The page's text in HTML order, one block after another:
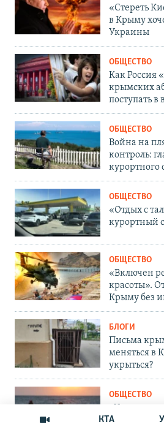
КТА
«Стереть
в Крыму
Украины
ОБЩЕСТВО
Как Россия
крымских
поступать
ОБЩЕСТВО
Война на
контроль:
курортного
ОБЩЕСТВО
«Отдых с
курортный
ОБЩЕСТВО
«Включен
красоты».
Крыму без
БЛОГИ
Письма
меняться в
укрыться?
ОБЩЕСТВО
отдых и